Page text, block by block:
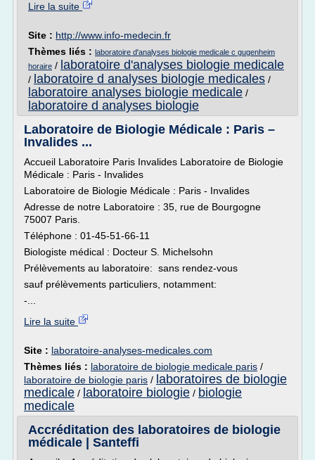
Lire la suite
Site : http://www.info-medecin.fr
Thèmes liés : laboratoire d'analyses biologie medicale c gugenheim
horaire / laboratoire d'analyses biologie medicale
/ laboratoire d analyses biologie medicales /
laboratoire analyses biologie medicale /
laboratoire d analyses biologie
Laboratoire de Biologie Médicale : Paris –
Invalides ...
Accueil Laboratoire Paris Invalides Laboratoire de Biologie
Médicale : Paris - Invalides
Laboratoire de Biologie Médicale : Paris - Invalides
Adresse de notre Laboratoire : 35, rue de Bourgogne
75007 Paris.
Téléphone : 01-45-51-66-11
Biologiste médical : Docteur S. Michelsohn
Prélèvements au laboratoire: sans rendez-vous
sauf prélèvements particuliers, notamment:
-...
Lire la suite
Site : laboratoire-analyses-medicales.com
Thèmes liés : laboratoire de biologie medicale paris /
laboratoire de biologie paris / laboratoires de biologie
medicale / laboratoire biologie / biologie
medicale
Accréditation des laboratoires de biologie
médicale | Santeffi